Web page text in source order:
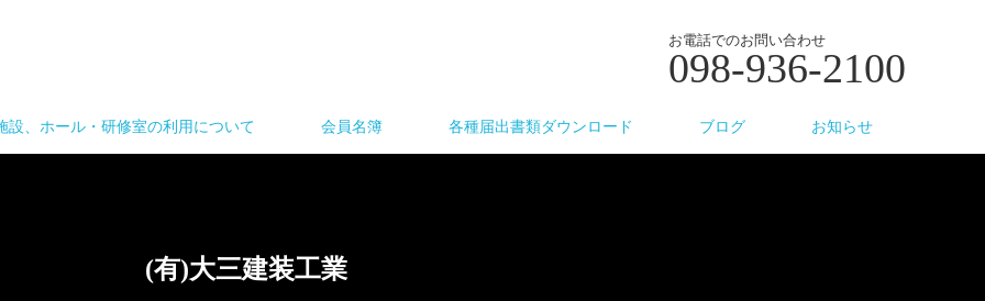
お電話でのお問い合わせ
098-936-2100
設、ホール・研修室の利用について 会員名簿 各種届出書類ダウンロード ブログ お知らせ
(有)大三建装工業